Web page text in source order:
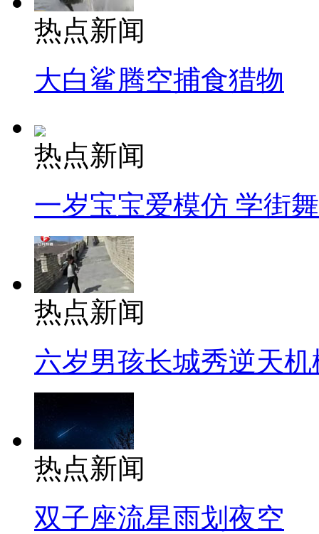
热点新闻
大白鲨腾空捕食猎物
热点新闻
一岁宝宝爱模仿 学街
热点新闻
六岁男孩长城秀逆天机
热点新闻
双子座流星雨划夜空